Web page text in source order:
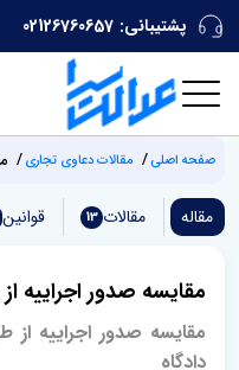
پشتیبانی: 02126760657
صفحه اصلی مقالات دعاوی تجاری
مقاله مقالات 13 قوانین
مقایسه صدور اجراییه
مقایسه صدور اجراییه از
دادگاه